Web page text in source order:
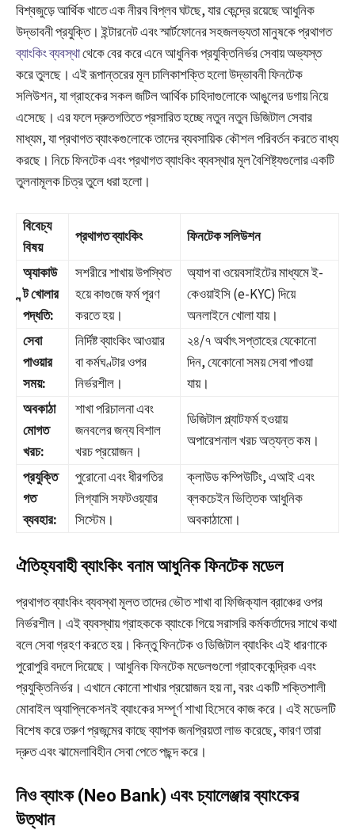
বিশ্বজুড়ে আর্থিক খাতে এক নীরব বিপ্লব ঘটছে, যার কেন্দ্রে রয়েছে আধুনিক
উদ্ভাবনী প্রযুক্তি। ইন্টারনেট এবং স্মার্টফোনের সহজলভ্যতা মানুষকে প্রথাগত
ব্যাংকিং ব্যবস্থাথেকে বের করে এনে আধুনিক প্রযুক্তিনির্ভর সেবায় অভ্যস্ত
করে তুলছে। এই রূপান্তরের মূল চালিকাশক্তি হলো উদ্ভাবনী ফিনটেক
সলিউশন, যা গ্রাহকের সকল জটিল আর্থিক চাহিদাগুলোকে আঙুলের ডগায় নিয়ে
এসেছে। এর ফলে দ্রুতগতিতে প্রসারিত হচ্ছে নতুন নতুন ডিজিটাল সেবার
মাধ্যম, যা প্রথাগত ব্যাংকগুলোকে তাদের ব্যবসায়িক কৌশল পরিবর্তন করতে বাধ্য
করছে। নিচে ফিনটেক এবং প্রথাগত ব্যাংকিং ব্যবস্থার মূল বৈশিষ্ট্যগুলোর একটি
তুলনামূলক চিত্র তুলে ধরা হলো।
বিবেচ্য
বিষয়
প্রথাগত ব্যাংকিং ফিনটেক সলিউশন
অ্যাকাউ
ন্ট খোলার
পদ্ধতি:
সশরীরে শাখায় উপস্থিত
হয়ে কাগুজে ফর্ম পূরণ
করতে হয়।
অ্যাপ বা ওয়েবসাইটের মাধ্যমে ই-
কেওয়াইসি (e-KYC) দিয়ে
অনলাইনে খোলা যায়।
সেবা
পাওয়ার
সময়:
নির্দিষ্ট ব্যাংকিং আওয়ার
বা কর্মঘণ্টার ওপর
নির্ভরশীল।
২৪/৭ অর্থাৎ সপ্তাহের যেকোনো
দিন, যেকোনো সময় সেবা পাওয়া
যায়।
অবকাঠা
মোগত
খরচ:
শাখা পরিচালনা এবং
জনবলের জন্য বিশাল
খরচ প্রয়োজন।
ডিজিটাল প্ল্যাটফর্ম হওয়ায়
অপারেশনাল খরচ অত্যন্ত কম।
প্রযুক্তি
গত
ব্যবহার:
পুরোনো এবং ধীরগতির
লিগ্যাসি সফটওয়্যার
সিস্টেম।
ক্লাউড কম্পিউটিং, এআই এবং
ব্লকচেইন ভিত্তিক আধুনিক
অবকাঠামো।
ঐতিহ্যবাহী ব্যাংকিং বনাম আধুনিক ফিনটেক মডেল
প্রথাগত ব্যাংকিং ব্যবস্থা মূলত তাদের ভৌত শাখা বা ফিজিক্যাল ব্রাঞ্চের ওপর
নির্ভরশীল। এই ব্যবস্থায় গ্রাহককে ব্যাংকে গিয়ে সরাসরি কর্মকর্তাদের সাথে কথা
বলে সেবা গ্রহণ করতে হয়। কিন্তু ফিনটেক ও ডিজিটাল ব্যাংকিং এই ধারণাকে
পুরোপুরি বদলে দিয়েছে। আধুনিক ফিনটেক মডেলগুলো গ্রাহককেন্দ্রিক এবং
প্রযুক্তিনির্ভর। এখানে কোনো শাখার প্রয়োজন হয় না, বরং একটি শক্তিশালী
মোবাইল অ্যাপ্লিকেশনই ব্যাংকের সম্পূর্ণ শাখা হিসেবে কাজ করে। এই মডেলটি
বিশেষ করে তরুণ প্রজন্মের কাছে ব্যাপক জনপ্রিয়তা লাভ করেছে, কারণ তারা
দ্রুত এবং ঝামেলাবিহীন সেবা পেতে পছন্দ করে।
নিও ব্যাংক (Neo Bank) এবং চ্যালেঞ্জার ব্যাংকের
উত্থান